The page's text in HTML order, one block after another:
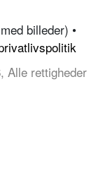
billeder) •
Alle rettigheder